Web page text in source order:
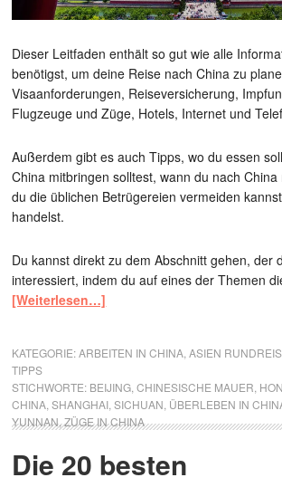
Dieser Leitfaden enthält so gut wie alle
benötigst, um deine Reise nach China zu
Visaanforderungen, Reiseversicherung,
Flugzeuge und Züge, Hotels, Internet und
Außerdem gibt es auch Tipps, wo du essen
China mitbringen solltest, wann du nach
du die üblichen Betrügereien vermeiden
handelst.
Du kannst direkt zu dem Abschnitt gehen, der
interessiert, indem du auf eines der Themen
[Weiterlesen…]
KATEGORIE:ARBEITEN IN CHINA ,ASIEN
TIPPS
STICHWORTE: BEIJING ,CHINESISCHE MAUER
CHINA ,SHANGHAI ,SICHUAN ÜBERLEBEN IN
YUNNAN,ZÜGE IN CHINA
Die 20 besten